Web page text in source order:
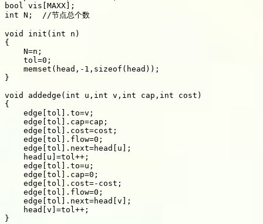
bool vis[MAXX];
int N;  //节点总个数
void init(int n)
{
    N=n;
    tol=0;
    memset(head,-1,sizeof(head));
}
void addedge(int u,int v,int cap,int cost)
{
    edge[tol].to=v;
    edge[tol].cap=cap;
    edge[tol].cost=cost;
    edge[tol].flow=0;
    edge[tol].next=head[u];
    head[u]=tol++;
    edge[tol].to=u;
    edge[tol].cap=0;
    edge[tol].cost=-cost;
    edge[tol].flow=0;
    edge[tol].next=head[v];
    head[v]=tol++;
}